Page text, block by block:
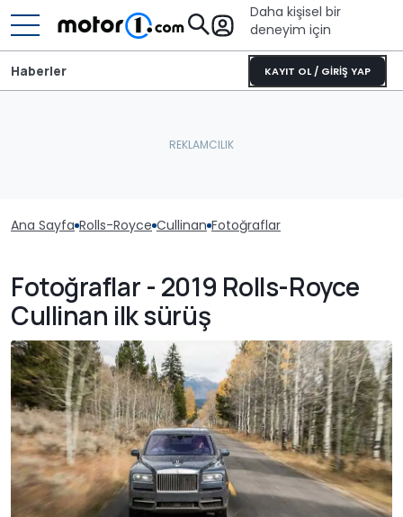
Daha kişisel bir
deneyim için
KAYIT OL / GİRİŞ YAP
Haberler
Ana Sayfa Rolls-Royce Cullinan Fotoğraflar
Fotoğraflar - 2019 Rolls-Royce
Cullinan ilk sürüş